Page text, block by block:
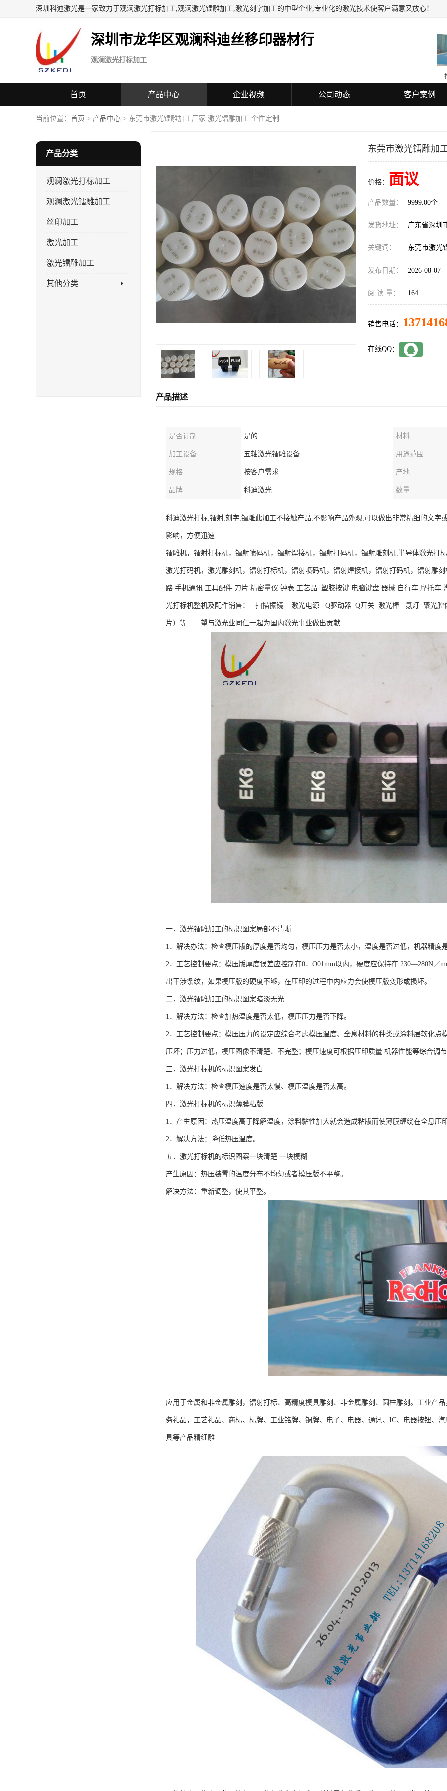
深圳科迪激光是一家致力于观澜激光打标加工,观澜激光镭雕加工,激光刻字加工的中型企业,专业化的激光技术使客户满意又放心！
深圳市龙华区观澜科迪丝移印器材行
观澜激光打标加工
首页 产品中心 企业视频 公司动态 客户案例
当前位置： 首页 > 产品中心 > 东莞市激光镭雕加工厂家 激光镭雕加工 个性定制
产品分类
观澜激光打标加工
观澜激光镭雕加工
丝印加工
激光加工
激光镭雕加工
其他分类
东莞市激光镭雕加
价格： 面议
产品数量： 9999.00个
发货地址： 广东省深
关键词： 东莞市激光
发布日期： 2026-08-07
阅 读 量： 164
销售电话：
在线QQ：
产品描述
是否订制 是的 材料
加工设备 五轴激光镭雕设备 用途范围
规格 按客户需求 产地
品牌 科迪激光 数量
科迪激光打标,镭射,刻字,镭雕此加工不接触产品,不影响产品外观,可以做出非常精细的文字
影响，方便迅速
镭雕机，镭射打标机，镭射喷码机，镭射焊接机，镭射打码机，镭射雕刻机,半导体激光打
激光打码机，激光雕刻机，镭射打标机，镭射喷码机，镭射焊接机，镭射打码机，镭射雕
路.手机通讯.工具配件.刀片.精密量仪.钟表.工艺品. 塑胶按键.电脑键盘.器械.自行车.摩托车
光打标机整机及配件销售： 扫描振镜 激光电源 Q驱动器 Q开关 激光棒 氪灯 聚光
片）等……望与激光业同仁一起为国内激光事业做出贡献
一．激光镭雕加工的标识图案局部不清晰
1．解决办法：检查模压版的厚度是否均匀，模压压力是否太小，温度是否过低，机器精度
2．工艺控制要点：模压版厚度误差应控制在0．O01mm以内，硬度应保持在 230—280N／
出干涉条纹，如果模压版的硬度不够，在压印的过程中内应力会使模压版变形或损坏。
二．激光镭雕加工的标识图案暗淡无光
1．解决方法：检查加热温度是否太低，模压压力是否下降。
2．工艺控制要点：模压压力的设定应综合考虑模压温度、全息材料的种类或涂料层软化
压坏；压力过低，模压图像不清楚、不完整；模压速度可根据压印质量 机器性能等综合调
三．激光打标机的标识图案发白
1．解决方法：检查模压速度是否太慢、模压温度是否太高。
四．激光打标机的标识薄膜粘版
1．产生原因：热压温度高于降解温度，涂料黏性加大就会造成粘版而使薄膜缠绕在全息压
2．解决方法：降低热压温度。
五．激光打标机的标识图案一块清楚 一块模糊
产生原因：热压装置的温度分布不均匀或者模压版不平整。
解决方法：重新调整，使其平整。
应用于金属和非金属雕刻，镭射打标、高精度模具雕刻、非金属雕刻、圆柱雕刻。工业产
务礼品，工艺礼品、商标、标牌、工业铭牌、铜牌、电子、电器、通讯、IC、电器按钮、
具等产品精细雕